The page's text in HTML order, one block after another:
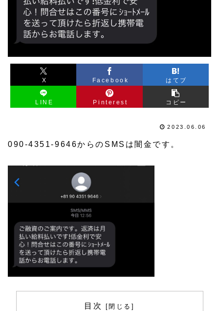
X Facebook はてブ
LINE Pinterest コピー
2023.06.06
090-4351-9646からのSMSは闇金です。
目次